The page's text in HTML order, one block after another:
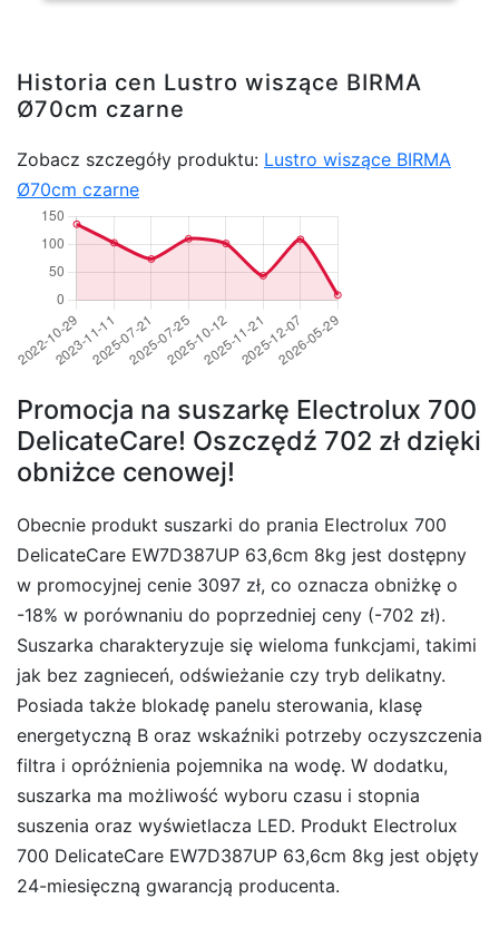
Historia cen Lustro wiszące BIRMA
Ø70cm czarne
Zobacz szczegóły produktu: Lustro wiszące BIRMA
Ø70cm czarne
Promocja na suszarkę Electrolux 700
DelicateCare! Oszczędź 702 zł dzięki
obniżce cenowej!
Obecnie produkt suszarki do prania Electrolux 700
DelicateCare EW7D387UP 63,6cm 8kg jest dostępny
w promocyjnej cenie 3097 zł, co oznacza obniżkę o
-18% w porównaniu do poprzedniej ceny (-702 zł).
Suszarka charakteryzuje się wieloma funkcjami, takimi
jak bez zagnieceń, odświeżanie czy tryb delikatny.
Posiada także blokadę panelu sterowania, klasę
energetyczną B oraz wskaźniki potrzeby oczyszczenia
filtra i opróżnienia pojemnika na wodę. W dodatku,
suszarka ma możliwość wyboru czasu i stopnia
suszenia oraz wyświetlacza LED. Produkt Electrolux
700 DelicateCare EW7D387UP 63,6cm 8kg jest objęty
24-miesięczną gwarancją producenta.